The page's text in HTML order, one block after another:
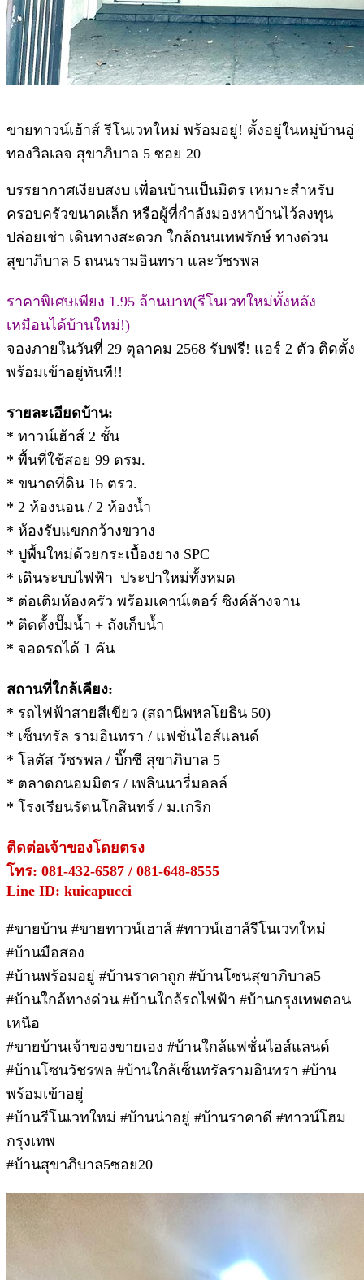
ขายทาวน์เฮ้าส์ รีโนเวทใหม่ พร้อมอยู่! ตั้งอยู่ในหมู่บ้านอู่
ทองวิลเลจ สุขาภิบาล 5 ซอย 20
บรรยากาศเงียบสงบ เพื่อนบ้านเป็นมิตร เหมาะสำหรับ
ครอบครัวขนาดเล็ก หรือผู้ที่กำลังมองหาบ้านไว้ลงทุน
ปล่อยเช่า เดินทางสะดวก ใกล้ถนนเทพรักษ์ ทางด่วน
สุขาภิบาล 5 ถนนรามอินทรา และวัชรพล
ราคาพิเศษเพียง 1.95 ล้านบาท(รีโนเวทใหม่ทั้งหลัง
เหมือนได้บ้านใหม่!)
จองภายในวันที่ 29 ตุลาคม 2568 รับฟรี! แอร์ 2 ตัว ติดตั้ง
พร้อมเข้าอยู่ทันที!!
รายละเอียดบ้าน:
* ทาวน์เฮ้าส์ 2 ชั้น
* พื้นที่ใช้สอย 99 ตรม.
* ขนาดที่ดิน 16 ตรว.
* 2 ห้องนอน / 2 ห้องน้ำ
* ห้องรับแขกกว้างขวาง
* ปูพื้นใหม่ด้วยกระเบื้องยาง SPC
* เดินระบบไฟฟ้า–ประปาใหม่ทั้งหมด
* ต่อเติมห้องครัว พร้อมเคาน์เตอร์ ซิงค์ล้างจาน
* ติดตั้งปั๊มน้ำ + ถังเก็บน้ำ
* จอดรถได้ 1 คัน
สถานที่ใกล้เคียง:
* รถไฟฟ้าสายสีเขียว (สถานีพหลโยธิน 50)
* เซ็นทรัล รามอินทรา / แฟชั่นไอส์แลนด์
* โลตัส วัชรพล / บิ๊กซี สุขาภิบาล 5
* ตลาดถนอมมิตร / เพลินนารี่มอลล์
* โรงเรียนรัตนโกสินทร์ / ม.เกริก
ติดต่อเจ้าของโดยตรง
โทร: 081-432-6587 / 081-648-8555
Line ID: kuicapucci
#ขายบ้าน #ขายทาวน์เฮาส์ #ทาวน์เฮาส์รีโนเวทใหม่
#บ้านมือสอง
#บ้านพร้อมอยู่ #บ้านราคาถูก #บ้านโซนสุขาภิบาล5
#บ้านใกล้ทางด่วน #บ้านใกล้รถไฟฟ้า #บ้านกรุงเทพตอน
เหนือ
#ขายบ้านเจ้าของขายเอง #บ้านใกล้แฟชั่นไอส์แลนด์
#บ้านโซนวัชรพล #บ้านใกล้เซ็นทรัลรามอินทรา #บ้าน
พร้อมเข้าอยู่
#บ้านรีโนเวทใหม่ #บ้านน่าอยู่ #บ้านราคาดี #ทาวน์โฮม
กรุงเทพ
#บ้านสุขาภิบาล5ซอย20